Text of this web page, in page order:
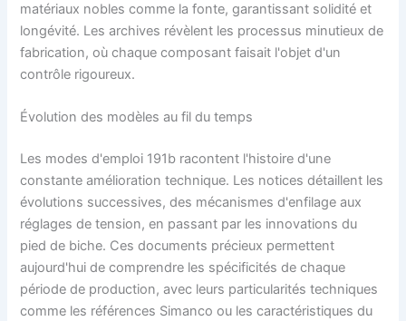
matériaux nobles comme la fonte, garantissant solidité et
longévité. Les archives révèlent les processus minutieux de
fabrication, où chaque composant faisait l'objet d'un
contrôle rigoureux.
Évolution des modèles au fil du temps
Les modes d'emploi 191b racontent l'histoire d'une
constante amélioration technique. Les notices détaillent les
évolutions successives, des mécanismes d'enfilage aux
réglages de tension, en passant par les innovations du
pied de biche. Ces documents précieux permettent
aujourd'hui de comprendre les spécificités de chaque
période de production, avec leurs particularités techniques
comme les références Simanco ou les caractéristiques du